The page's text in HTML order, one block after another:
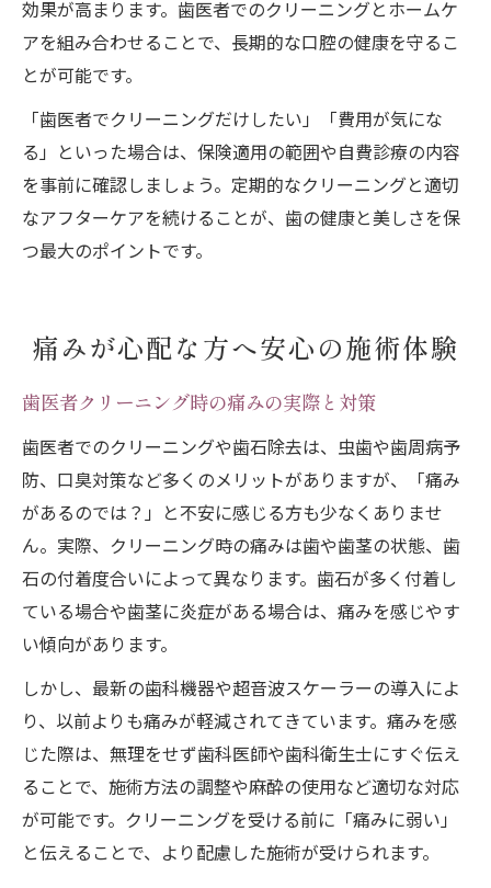
効果が高まります。歯医者でのクリーニングとホームケ
アを組み合わせることで、長期的な口腔の健康を守るこ
とが可能です。
「歯医者でクリーニングだけしたい」「費用が気にな
る」といった場合は、保険適用の範囲や自費診療の内容
を事前に確認しましょう。定期的なクリーニングと適切
なアフターケアを続けることが、歯の健康と美しさを保
つ最大のポイントです。
痛みが心配な方へ安心の施術体験
歯医者クリーニング時の痛みの実際と対策
歯医者でのクリーニングや歯石除去は、虫歯や歯周病予
防、口臭対策など多くのメリットがありますが、「痛み
があるのでは？」と不安に感じる方も少なくありませ
ん。実際、クリーニング時の痛みは歯や歯茎の状態、歯
石の付着度合いによって異なります。歯石が多く付着し
ている場合や歯茎に炎症がある場合は、痛みを感じやす
い傾向があります。
しかし、最新の歯科機器や超音波スケーラーの導入によ
り、以前よりも痛みが軽減されてきています。痛みを感
じた際は、無理をせず歯科医師や歯科衛生士にすぐ伝え
ることで、施術方法の調整や麻酔の使用など適切な対応
が可能です。クリーニングを受ける前に「痛みに弱い」
と伝えることで、より配慮した施術が受けられます。